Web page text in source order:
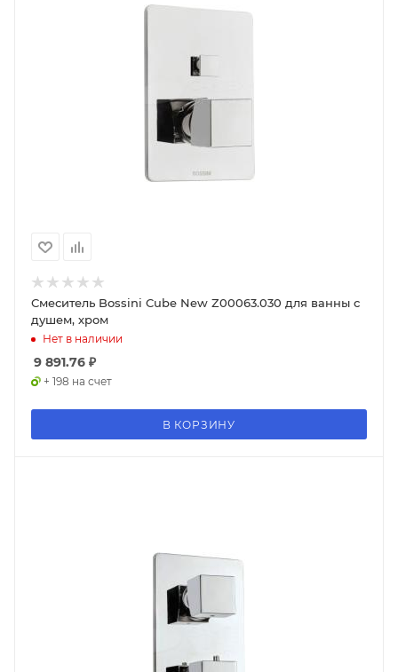
Смеситель Bossini Cube New Z00063.030 для ванны с
душем, хром
Нет в наличии
9 891.76 ₽
+ 198 на счет
В КОРЗИНУ